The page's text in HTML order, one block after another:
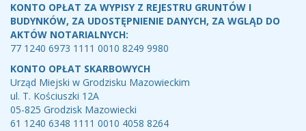
KONTO OPŁAT ZA WYPISY Z REJESTRU GRUNTÓW I
BUDYNKÓW, ZA UDOSTĘPNIENIE DANYCH, ZA WGLĄD DO
AKTÓW NOTARIALNYCH:
77 1240 6973 1111 0010 8249 9980
KONTO OPŁAT SKARBOWYCH
Urząd Miejski w Grodzisku Mazowieckim
ul. T. Kościuszki 12A
05-825 Grodzisk Mazowiecki
61 1240 6348 1111 0010 4058 8264